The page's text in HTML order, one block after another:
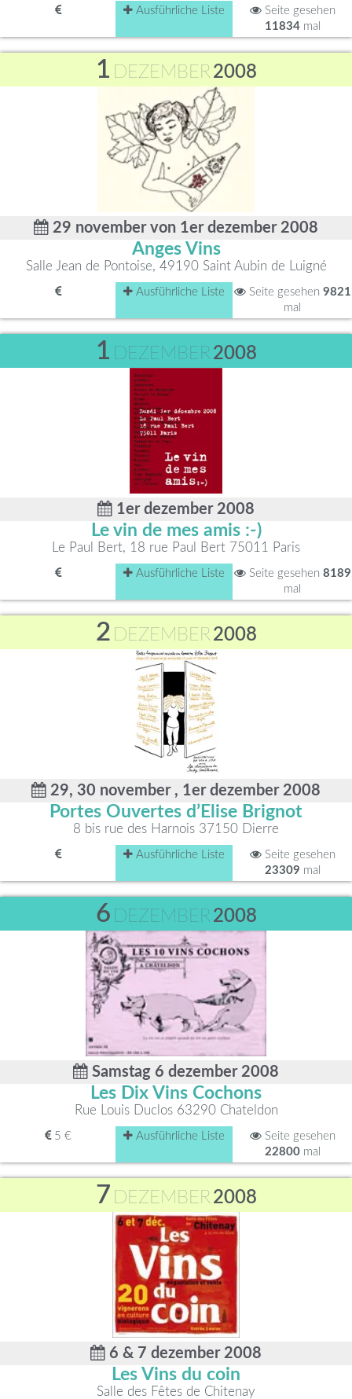
Ausführliche Liste
Seite gesehen
11834mal
1 DEZEMBER2008
29 november von 1er dezember 2008
Anges Vins
Salle Jean de Pontoise, 49190 Saint Aubin de Luigné
Ausführliche Liste Seite gesehen 9821
mal
1 DEZEMBER2008
1er dezember 2008
Le vin de mes amis :-)
Le Paul Bert, 18 rue Paul Bert 75011 Paris
Ausführliche Liste Seite gesehen 8189
mal
2 DEZEMBER2008
29, 30 november , 1er dezember 2008
Portes Ouvertes d’Elise Brignot
8 bis rue des Harnois 37150 Dierre
Ausführliche Liste
Seite gesehen
23309 mal
6 DEZEMBER2008
Samstag 6 dezember 2008
Les Dix Vins Cochons
Rue Louis Duclos 63290 Chateldon
5 € Ausführliche Liste
Seite gesehen
22800mal
7 DEZEMBER2008
6 & 7 dezember 2008
Les Vins du coin
Salle des Fêtes de Chitenay